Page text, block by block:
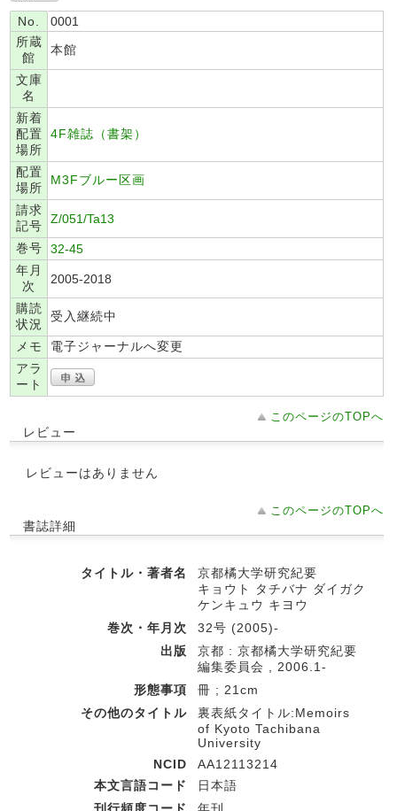
No.
0001
所蔵
館
本館
文庫
名
新着
配置
場所
4F雑誌（書架）
配置
場所
M3Fブルー区画
請求
記号
Z/051/Ta13
巻号
32-45
年月
次
2005-2018
購読
状況
受入継続中
メモ
電子ジャーナルへ変更
アラ
ート
このページのTOPへ
レビュー
レビューはありません
このページのTOPへ
書誌詳細
タイトル・著者名
京都橘大学研究紀要
キョウト タチバナ ダイガク
ケンキュウ キヨウ
巻次・年月次
32号 (2005)-
出版
京都 : 京都橘大学研究紀要
編集委員会 , 2006.1-
形態事項
冊 ; 21cm
その他のタイトル
裏表紙タイトル:Memoirs
of Kyoto Tachibana
University
NCID
AA12113214
本文言語コード
日本語